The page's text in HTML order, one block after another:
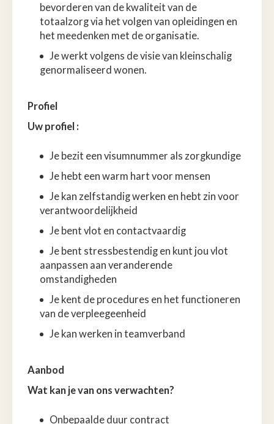
bevorderen van de kwaliteit van de
totaalzorg via het volgen van opleidingen en
het meedenken met de organisatie.
Je werkt volgens de visie van kleinschalig
genormaliseerd wonen.
Profiel
Uw profiel :
Je bezit een visumnummer als zorgkundige
Je hebt een warm hart voor mensen
Je kan zelfstandig werken en hebt zin voor
verantwoordelijkheid
Je bent vlot en contactvaardig
Je bent stressbestendig en kunt jou vlot
aanpassen aan veranderende
omstandigheden
Je kent de procedures en het functioneren
van de verpleegeenheid
Je kan werken in teamverband
Aanbod
Wat kan je van ons verwachten?
Onbepaalde duur contract